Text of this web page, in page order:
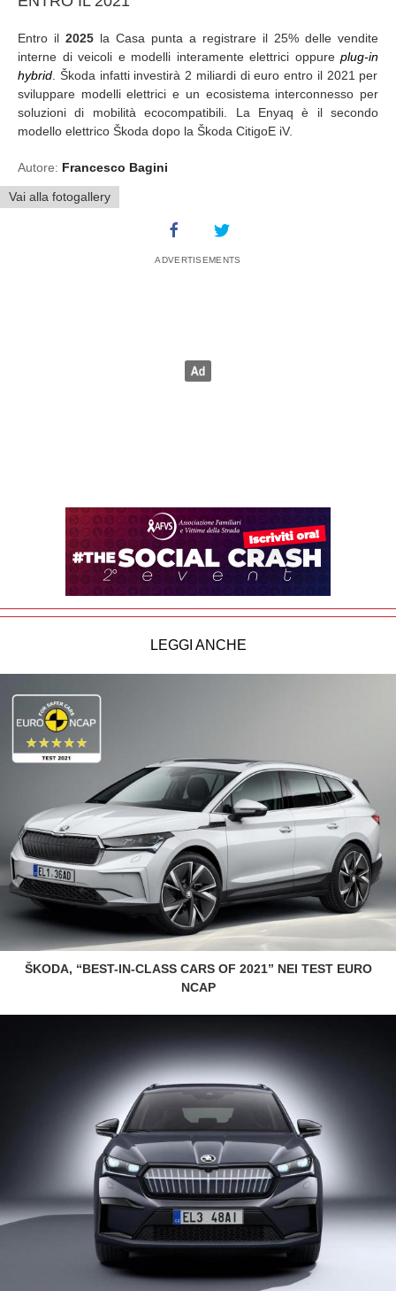
Entro il 2025 la Casa punta a registrare il 25% delle vendite
interne di veicoli e modelli interamente elettrici oppure plug-in
hybrid . Škoda infatti investirà 2 miliardi di euro entro il 2021 per
sviluppare modelli elettrici e un ecosistema interconnesso per
soluzioni di mobilità ecocompatibili. La Enyaq è il secondo
modello elettrico Škoda dopo la Škoda CitigoE iV.
Autore: Francesco Bagini
Vai alla fotogallery
LEGGI ANCHE
ŠKODA, “BEST-IN-CLASS CARS OF 2021” NEI TEST EURO
NCAP